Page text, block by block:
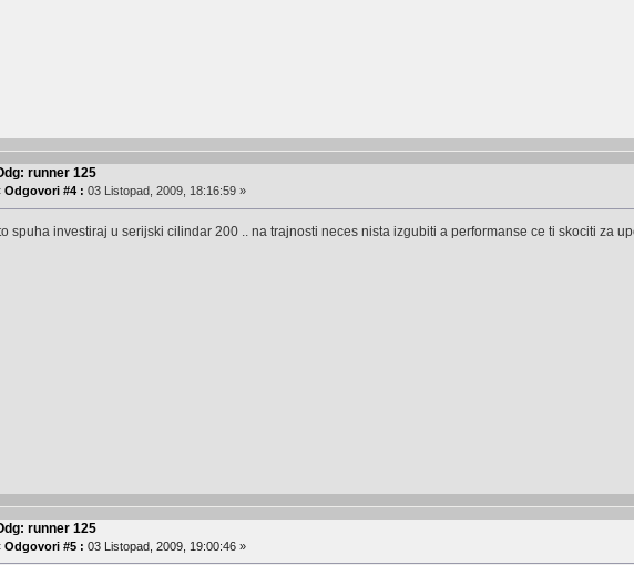
runner 125
Odgovori #4 : 03 Listopad, 2009, 18:16:59 »
spuha investiraj u serijski cilindar 200 .. na trajnosti neces nista izgubiti a performanse ce ti skociti za
runner 125
Odgovori #5 : 03 Listopad, 2009, 19:00:46 »